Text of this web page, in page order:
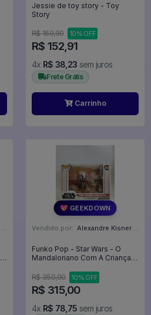
Jessie de toy story - Toy
Story
R$ 169,90 10% OFF
R$ 152,91
4x R$ 38,23 sem juros
Frete Grátis
Carrinho
💖 GEEKDOWN
Vendido por: Alexandre Kisner - PR
Funko Pop - Star Wars - O
Mandaloriano Com A Criança -
Child - Star Wars Mandalorian
#390
R$ 350,00 10% OFF
R$ 315,00
4x R$ 78,75 sem juros